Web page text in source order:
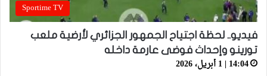
Sportime TV
فيديو.. لحظة اجتياح الجمهور الجزائري لأرضية ملعب
تورينو وإحداث فوضى عارمة داخله
14:04 | 1 أبريل، 2026